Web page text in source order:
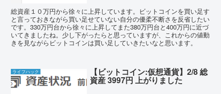
総資産１０万円から徐々に上昇しています。ビットコインを買い足す
と言っておきながら買い足せていない自分の優柔不断さを反省したい
です。330万円台から徐々に上昇してまた380万円台と400万円に近づ
いてきましたね。少し下がったらと思っていますが、これからの値動
きを見ながらビットコインは買い足していきたいなと思います。
ライフハック 【ビットコイン:仮想通貨】2/8 総
資産 3997円 上がりました